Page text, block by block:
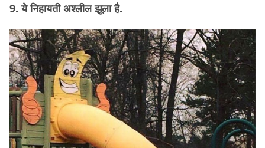
9. ये निहायती अश्लील झूला है.